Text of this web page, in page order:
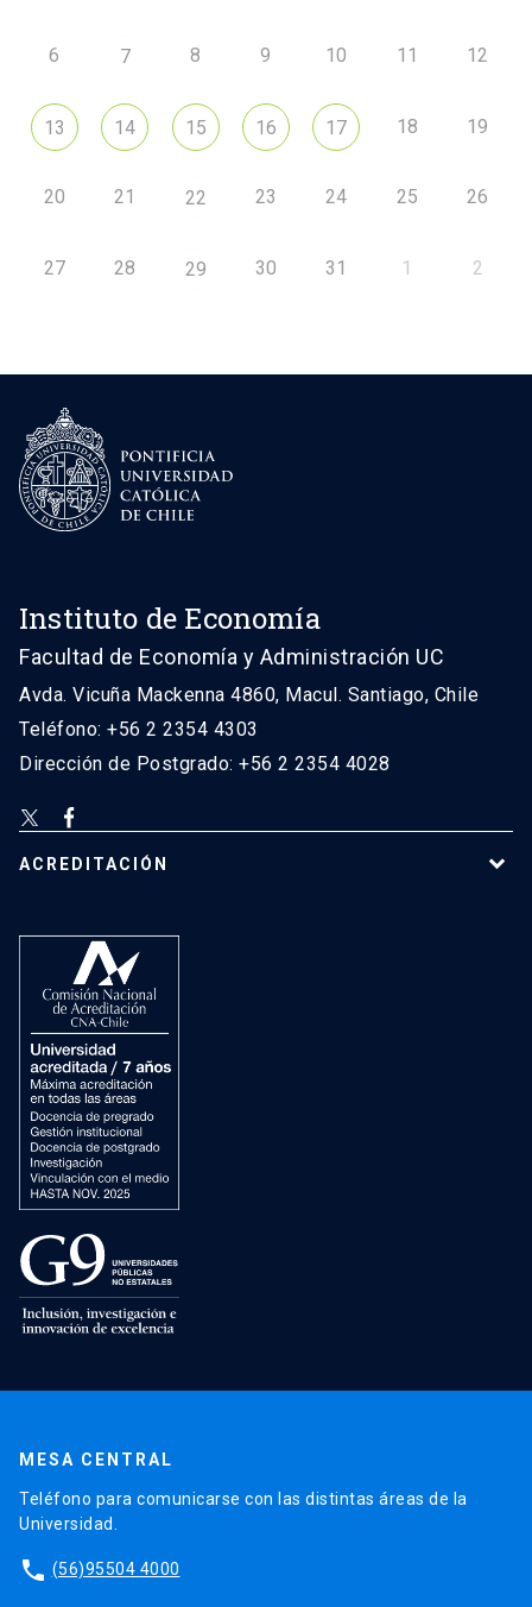
6 7 8 9 10 11 12
13 14 15 16 17 18 19
20 21 22 23 24 25 26
27 28 29 30 31 1 2
Instituto de Economía
Facultad de Economía y Administración UC
Avda. Vicuña Mackenna 4860, Macul. Santiago, Chile
Teléfono: +56 2 2354 4303
Dirección de Postgrado: +56 2 2354 4028
ACREDITACIÓN
MESA CENTRAL
Teléfono para comunicarse con las distintas áreas de la
Universidad.
phone (56)95504 4000